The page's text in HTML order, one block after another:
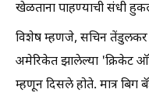
खेळताना पाहण्याची संधी
विशेष म्हणजे, सचिन तेंडुलकर
अमेरिकेत झालेल्या 'क्रिकेट
म्हणून दिसले होते. मात्र बिग